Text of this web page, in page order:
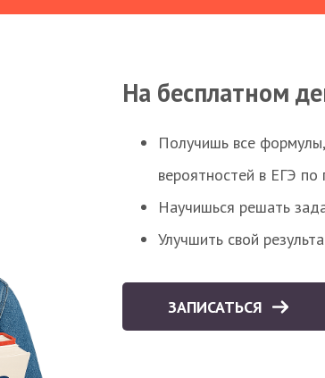
На бесплатном
Получишь все
вероятностей в ЕГЭ
Научишься решать
Улучшить свой
ЗАПИСАТЬСЯ